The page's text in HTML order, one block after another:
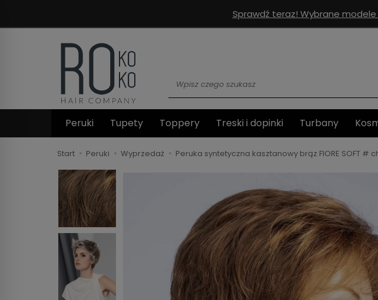
Sprawdź teraz! Wybrane
Peruki Tupety Toppery Treski i dopinki Turbany
Start Peruki Wyprzedaż Peruka syntetyczna kasztanowy brąz FIORE SOFT #